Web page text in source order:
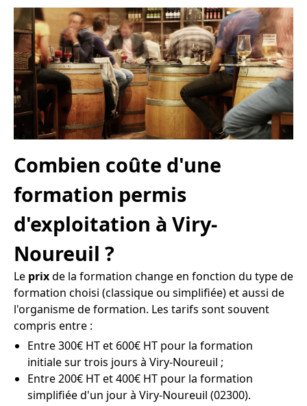
Combien coûte d'une
formation permis
d'exploitation à Viry-
Noureuil ?
Le prixde la formation change en fonction du type de
formation choisi (classique ou simplifiée) et aussi de
l'organisme de formation. Les tarifs sont souvent
compris entre :
Entre 300€ HT et 600€ HT pour la formation
initiale sur trois jours à Viry-Noureuil ;
Entre 200€ HT et 400€ HT pour la formation
simplifiée d'un jour à Viry-Noureuil (02300).